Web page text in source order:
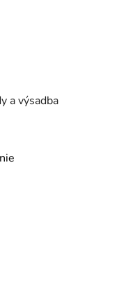
a výsadba